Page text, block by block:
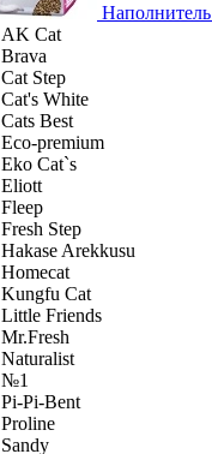
Наполнитель
AK Cat
Brava
Cat Step
Cat's White
Cats Best
Eco-premium
Eko Cat`s
Eliott
Fleep
Fresh Step
Hakase Arekkusu
Homecat
Kungfu Cat
Little Friends
Mr.Fresh
Naturalist
№1
Pi-Pi-Bent
Proline
Sandy